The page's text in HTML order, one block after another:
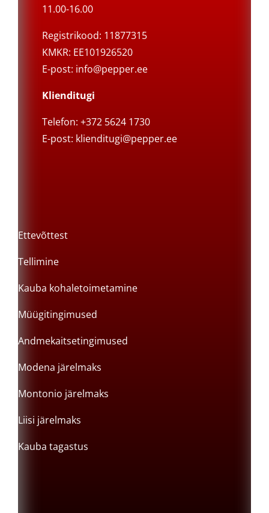
11.00-16.00
Registrikood: 11877315
KMKR: EE101926520
E-post: info@pepper.ee
Klienditugi
Telefon: +372 5624 1730
E-post: klienditugi@pepper.ee
Ettevõttest
Tellimine
Kauba kohaletoimetamine
Müügitingimused
Andmekaitsetingimused
Modena järelmaks
Montonio järelmaks
Liisi järelmaks
Kauba tagastus